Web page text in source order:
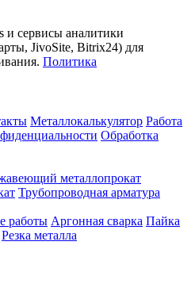
и сервисы аналитики
JivoSite, Bitrix24) для
Политика
Металлокалькулятор Работа
Обработка
металлопрокат
Трубопроводная арматура
работы Аргонная сварка Пайка
Резка металла